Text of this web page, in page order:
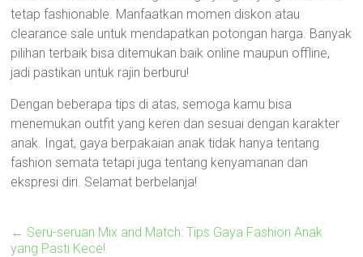
tetap fashionable. Manfaatkan momen diskon atau
clearance sale untuk mendapatkan potongan harga. Banyak
pilihan terbaik bisa ditemukan baik online maupun offline,
jadi pastikan untuk rajin berburu!
Dengan beberapa tips di atas, semoga kamu bisa
menemukan outfit yang keren dan sesuai dengan karakter
anak. Ingat, gaya berpakaian anak tidak hanya tentang
fashion semata tetapi juga tentang kenyamanan dan
ekspresi diri. Selamat berbelanja!
← Seru-seruan Mix and Match: Tips Gaya Fashion Anak
yang Pasti Kece!